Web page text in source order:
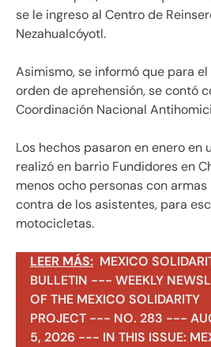
se le ingreso al Centro de
Nezahualcóyotl.
Asimismo, se informó que para
orden de aprehensión, se contó
Coordinación Nacional
Los hechos pasaron en enero en
realizó en barrio Fundidores en
menos ocho personas con
contra de los asistentes, para
motocicletas.
LEER MÁS: MEXICO
BULLETIN --- WEEKLY
OF THE MEXICO SOLIDARITY
PROJECT --- NO. 283 ---
5, 2026 --- IN THIS ISSUE: